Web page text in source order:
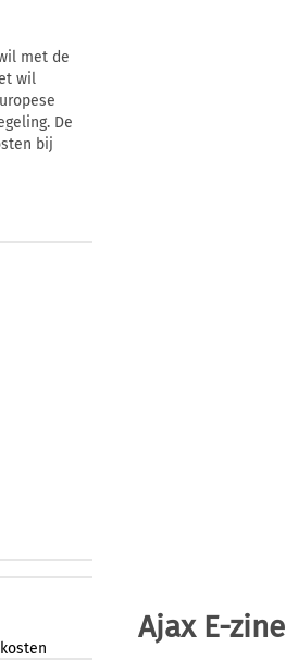
met de
wil
De
bij
Ajax E-zine